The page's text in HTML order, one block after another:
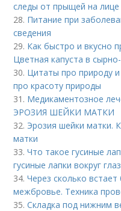
следы от прыщей на лице
28. Питание при
сведения
29. Как быстро и вкусно
Цветная капуста в
30. Цитаты про природу
про красоту природы
31. Медикаментозное
ЭРОЗИЯ ШЕЙКИ МАТКИ
32. Эрозия шейки матки.
матки
33.Что такое гусиные
гусиные лапки вокруг глаз
34.Через сколько
межбровье. Техника
35.Складка под нижним